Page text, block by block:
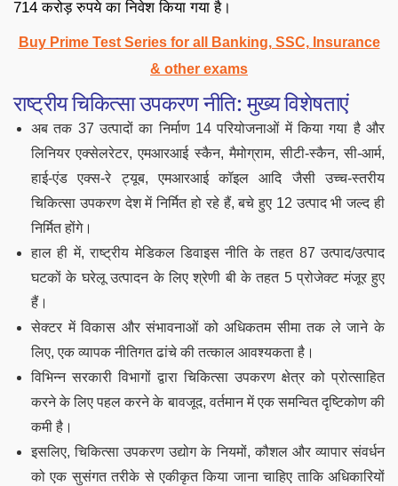
714 करोड़ रुपये का निवेश किया गया है।
Buy Prime Test Series for all Banking, SSC, Insurance
& other exams
राष्ट्रीय चिकित्सा उपकरण नीति: मुख्य विशेषताएं
अब तक 37 उत्पादों का निर्माण 14 परियोजनाओं में किया गया है और
लिनियर एक्सेलरेटर, एमआरआई स्कैन, मैमोग्राम, सीटी-स्कैन, सी-आर्म,
हाई-एंड एक्स-रे ट्यूब, एमआरआई कॉइल आदि जैसी उच्च-स्तरीय
चिकित्सा उपकरण देश में निर्मित हो रहे हैं, बचे हुए 12 उत्पाद भी जल्द ही
निर्मित होंगे।
हाल ही में, राष्ट्रीय मेडिकल डिवाइस नीति के तहत 87 उत्पाद/उत्पाद
घटकों के घरेलू उत्पादन के लिए श्रेणी बी के तहत 5 प्रोजेक्ट मंजूर हुए
हैं।
सेक्टर में विकास और संभावनाओं को अधिकतम सीमा तक ले जाने के
लिए, एक व्यापक नीतिगत ढांचे की तत्काल आवश्यकता है।
विभिन्न सरकारी विभागों द्वारा चिकित्सा उपकरण क्षेत्र को प्रोत्साहित
करने के लिए पहल करने के बावजूद, वर्तमान में एक समन्वित दृष्टिकोण की
कमी है।
इसलिए, चिकित्सा उपकरण उद्योग के नियमों, कौशल और व्यापार संवर्धन
को एक सुसंगत तरीके से एकीकृत किया जाना चाहिए ताकि अधिकारियों